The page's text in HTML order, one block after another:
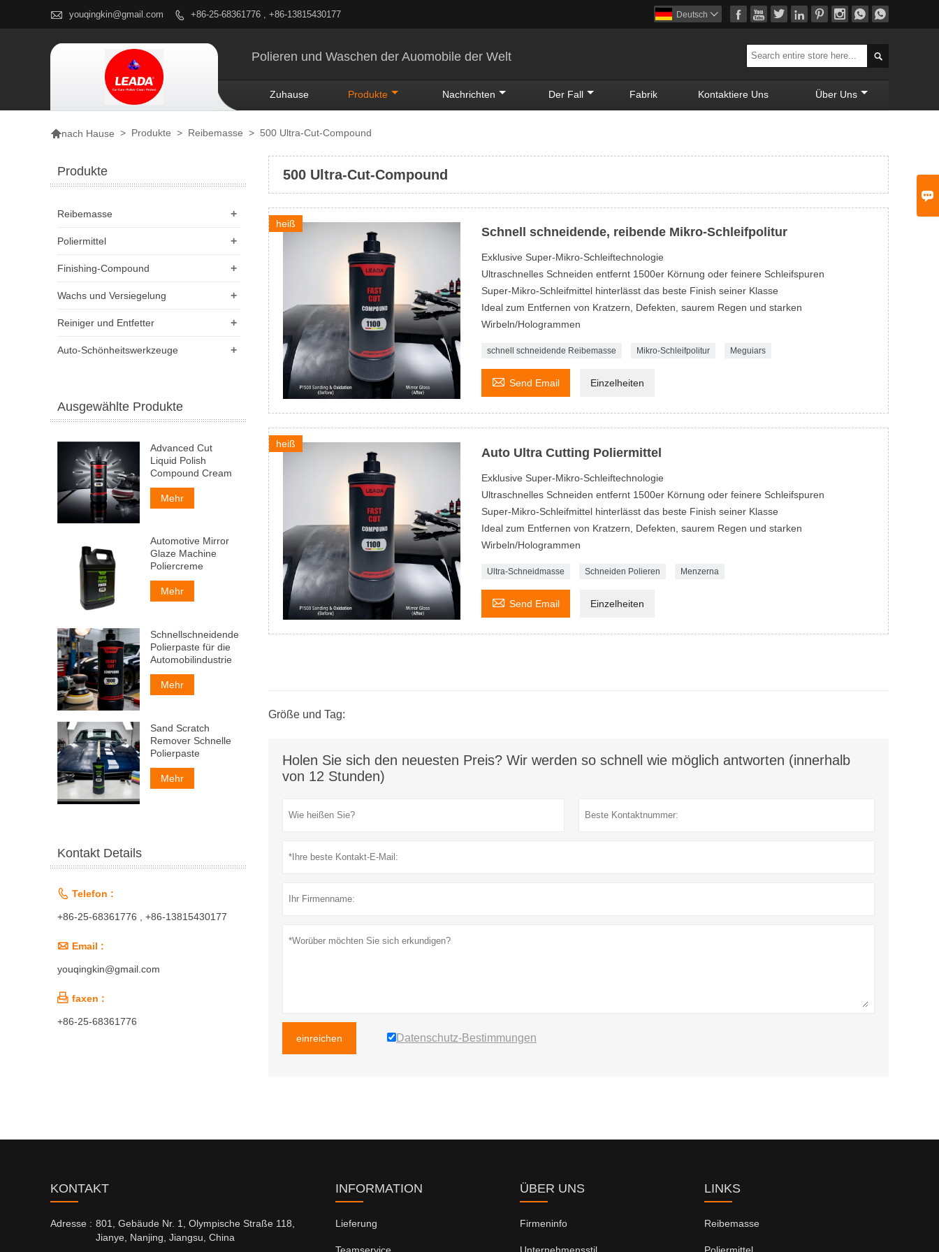

 youqingkin@gmail.com  +86-25-68361776 , +86-13815430177        
Deutsch 
Polieren und Waschen der Auomobile der Welt 
Zuhause Produkte Nachrichten Der Fall Fabrik Kontaktiere Uns Über Uns
nach Hause > Produkte > Reibemasse > 500 Ultra-Cut-Compound
500 Ultra-Cut-Compound
heiß
Schnell schneidende, reibende Mikro-Schleifpolitur
Exklusive Super-Mikro-Schleiftechnologie
Ultraschnelles Schneiden entfernt 1500er Körnung oder feinere Schleifspuren
Super-Mikro-Schleifmittel hinterlässt das beste Finish seiner Klasse
Ideal zum Entfernen von Kratzern, Defekten, saurem Regen und starken
Wirbeln/Hologrammen
schnell schneidende Reibemasse Mikro-Schleifpolitur Meguiars
 Send Email Einzelheiten
heiß
Auto Ultra Cutting Poliermittel
Exklusive Super-Mikro-Schleiftechnologie
Ultraschnelles Schneiden entfernt 1500er Körnung oder feinere Schleifspuren
Super-Mikro-Schleifmittel hinterlässt das beste Finish seiner Klasse
Ideal zum Entfernen von Kratzern, Defekten, saurem Regen und starken
Wirbeln/Hologrammen
Ultra-Schneidmasse Schneiden Polieren Menzerna
 Send Email Einzelheiten
Größe und Tag:
Holen Sie sich den neuesten Preis? Wir werden so schnell wie möglich antworten (innerhalb
von 12 Stunden)
einreichen Datenschutz-Bestimmungen
Produkte
+
Reibemasse
+
Poliermittel
+
Finishing-Compound
+
Wachs und Versiegelung
+
Reiniger und Entfetter
+
Auto-Schönheitswerkzeuge
Ausgewählte Produkte
Advanced Cut
Liquid Polish
Compound Cream
Mehr
Automotive Mirror
Glaze Machine
Poliercreme
Mehr
Schnellschneidende
Polierpaste für die
Automobilindustrie
Mehr
Sand Scratch
Remover Schnelle
Polierpaste
Mehr
Kontakt Details
 Telefon :
+86-25-68361776 , +86-13815430177
 Email :
youqingkin@gmail.com
 faxen :
+86-25-68361776
KONTAKT
Adresse : 801, Gebäude Nr. 1, Olympische Straße 118,
Jianye, Nanjing, Jiangsu, China
INFORMATION
Lieferung
ÜBER UNS
Firmeninfo
LINKS
Reibemasse